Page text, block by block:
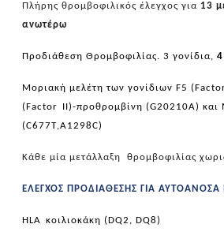
Πλήρης θρομβοφιλικός έλεγχος για 13
ανωτέρω
Προδιάθεση Θρομβοφιλίας. 3 γονίδια, 4
Μοριακή μελέτη των γονίδιων F5 (
(Factor II)-προθρομβίνη (G20210A) και
(C677T,A1298C)
Κάθε μία μετάλλαξη θρομβοφιλίας
ΕΛΕΓΧΟΣ ΠΡΟΔΙΑΘΕΣΗΣ ΓΙΑ
HLA κοιλιοκάκη (DQ2, DQ8)